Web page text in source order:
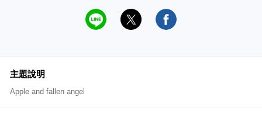
主題說明
Apple and fallen angel